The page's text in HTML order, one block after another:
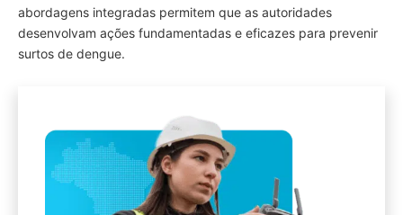
abordagens integradas permitem que as autoridades
desenvolvam ações fundamentadas e eficazes para prevenir
surtos de dengue.